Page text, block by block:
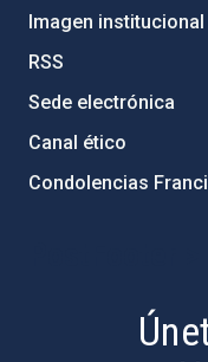
Imagen institucional
RSS
Sede electrónica
Canal ético
Condolencias